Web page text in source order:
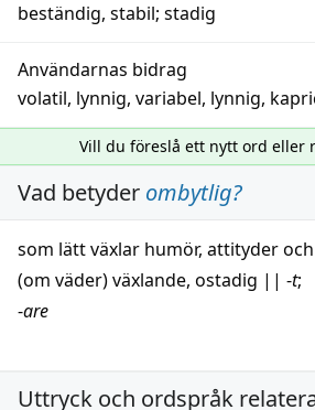
beständig, stabil; stadig
Användarnas bidrag
volatil, lynnig, variabel, lynnig,
Vill du föreslå ett nytt ord eller
Vad betyder ombytlig?
som lättväxlar humör, attityder
(om väder)växlande, ostadig || -t;
-are
Uttryck och ordspråk